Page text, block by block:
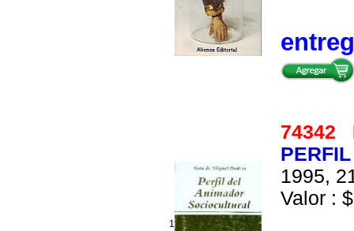
1
74342
1995,
Valor :